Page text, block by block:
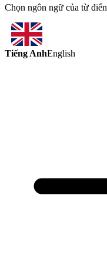
Chọn ngôn ngữ của từ điển
Tiếng AnhEnglish